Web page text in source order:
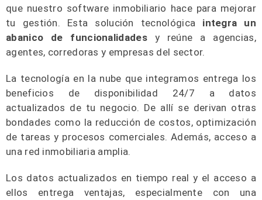
que nuestro software inmobiliario hace para mejorar
tu gestión. Esta solución tecnológica integra un
abanico de funcionalidadesy reúne a agencias,
agentes, corredoras y empresas del sector.
La tecnología en la nube que integramos entrega los
beneficios de disponibilidad 24/7 a datos
actualizados de tu negocio. De allí se derivan otras
bondades como la reducción de costos, optimización
de tareas y procesos comerciales. Además, acceso a
una red inmobiliaria amplia.
Los datos actualizados en tiempo real y el acceso a
ellos entrega ventajas, especialmente con una